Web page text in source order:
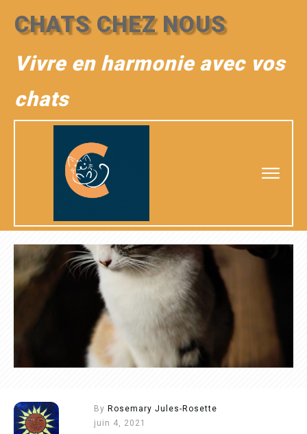
CHATS CHEZ NOUS
Vivre en harmonie avec vos
chats
By Rosemary Jules-Rosette
juin 4, 2021